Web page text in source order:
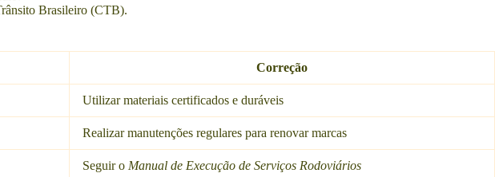
Brasileiro (CTB).
Correção
Utilizar materiais certificados e duráveis
Realizar manutenções regulares para renovar marcas
Seguir o Manual de Execução de Serviços Rodoviários